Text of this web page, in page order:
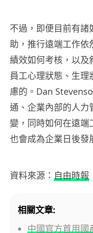
不過，即便目前有
助，推行遠端工作依
績效如何考核，以及
員工心理狀態、生
慮的。Dan
通、企業內部的人力
變，同時如何在遠
也會成為企業日後發
資料來源： 自由時報
相關文章:
中國官方首用